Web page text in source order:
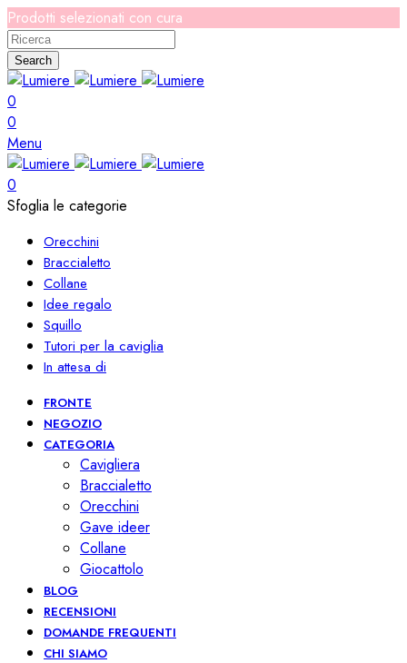
Prodotti selezionati con cura
Search
0
0
Menu
0
Sfoglia le categorie
Orecchini
Braccialetto
Collane
Idee regalo
Squillo
Tutori per la caviglia
In attesa di
FRONTE
NEGOZIO
CATEGORIA
Cavigliera
Braccialetto
Orecchini
Gave ideer
Collane
Giocattolo
BLOG
RECENSIONI
DOMANDE FREQUENTI
CHI SIAMO